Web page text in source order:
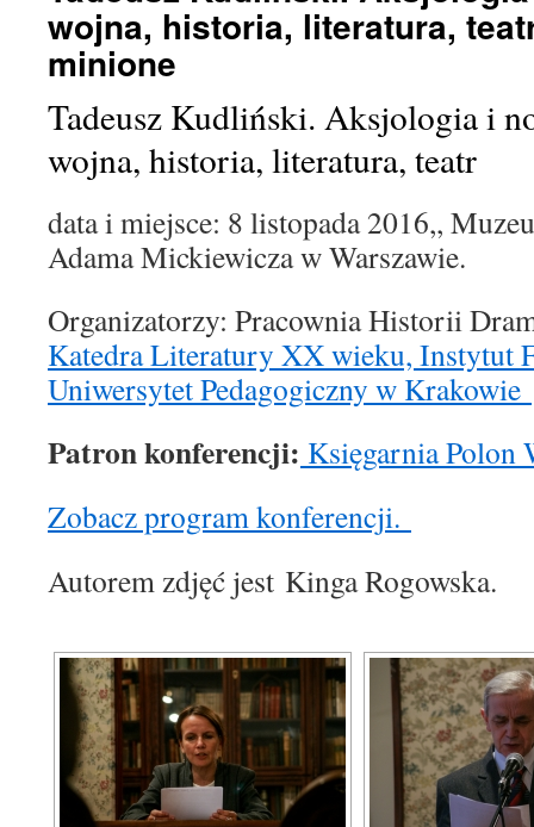
wojna, historia, literatura,
minione
Tadeusz Kudliński. Aksjologia i
wojna, historia, literatura, teatr
data i miejsce: 8 listopada 2016,,
Adama Mickiewicza w Warszawie.
Organizatorzy: Pracownia Historii
Katedra Literatury XX wieku, Instytut
Uniwersytet Pedagogiczny w Krakowie
Patron konferencji: Księgarnia Polon
Zobacz program konferencji.
Autorem zdjęć jest Kinga Rogowska.